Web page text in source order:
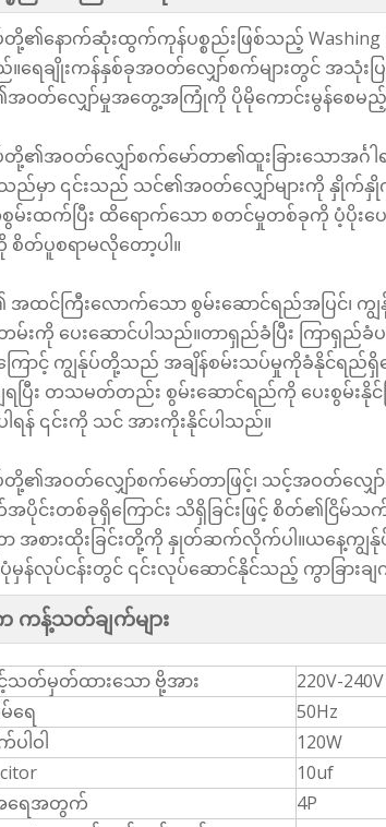
တို့၏နောက်ဆုံးထွက်ကုန်ပစ္စည်းဖြစ်သည့် Washing
။ရေချိုးကန်နှစ်ခုအဝတ်လျှော်စက်များတွင် အသုံ
၀တ်လျှော်မှုအတွေ့အကြုံကို ပိုမိုကောင်းမွန်စေမည့် ထူ
တို့၏အဝတ်လျှော်စက်မော်တာ၏ထူးခြားသောအင်္ဂ
မှာ ၎င်းသည် သင်၏အ၀တ်လျှော်များကို နှိုက်နှိုက်ခ
မ်းထက်ပြီး ထိရောက်သော စတင်မှုတစ်ခုကို ပံ့ပိုးပ
စိတ်ပူစရာမလိုတော့ပါ။
အထင်ကြီးလောက်သော စွမ်းဆောင်ရည်အပြင်၊
းကို ပေးဆောင်ပါသည်။တာရှည်ခံပြီး ကြာရှည်ခံပ
ြောင့် ကျွန်ုပ်တို့သည် အချိန်စမ်းသပ်မှုကိုခံနိုင်ရည်
ရပြီး တသမတ်တည်း စွမ်းဆောင်ရည်ကို ပေးစွမ်း
ရန် ၎င်းကို သင် အားကိုးနိုင်ပါသည်။
တို့၏အဝတ်လျှော်စက်မော်တာဖြင့်၊ သင့်အဝတ်လျှ
ပိုင်းတစ်ခုရှိကြောင်း သိရှိခြင်းဖြင့် စိတ်၏ငြိမ်သ
ာ အစားထိုးခြင်းတို့ကို နှုတ်ဆက်လိုက်ပါ။ယနေ့ကျွ
ပုံမှန်လုပ်ငန်းတွင် ၎င်းလုပ်ဆောင်နိုင်သည့် ကွာခြားခ
ကန့်သတ်ချက်များ
တ်မှတ်ထားသော ဗို့အား
220V-240V
ရေ
50Hz
ါဝါ
120W
10uf
ရေအတွက်
4P